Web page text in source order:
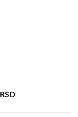
RSDCurrent